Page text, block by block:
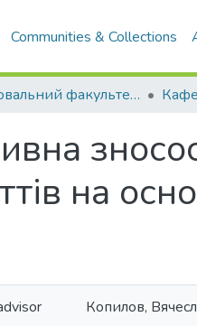
Communities & Collections
Зварювальний факультет (ЗФ)
на
Копилов,